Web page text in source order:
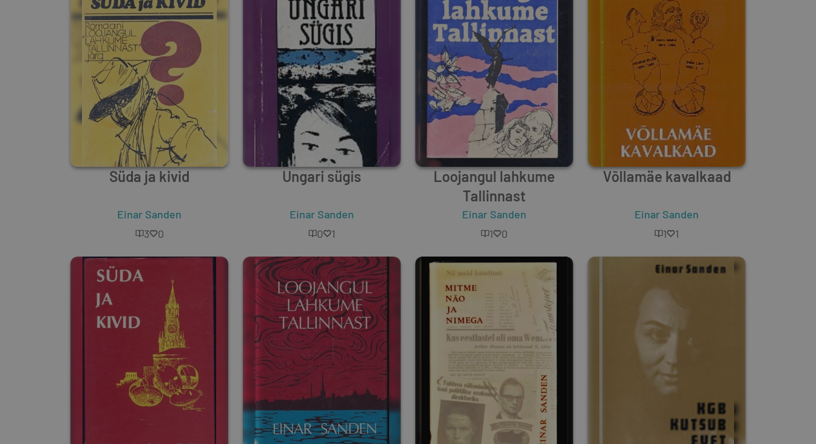
Süda ja kivid
Einar Sanden
3
0
Ungari sügis
Einar Sanden
0
1
Loojangul lahkume
Tallinnast
Einar Sanden
1
0
Võllamäe kavalkaad
Einar Sanden
1
1